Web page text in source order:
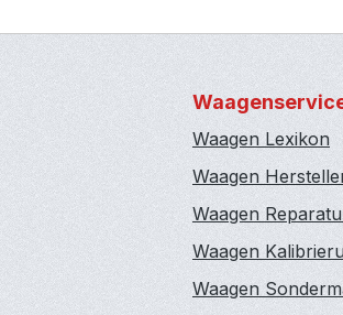
Waagen Lexikon
Waagen
Waagen
Waagen
Waagen